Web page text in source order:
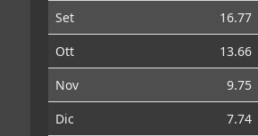
Set
16.77
Ott
13.66
Nov
9.75
Dic
7.74